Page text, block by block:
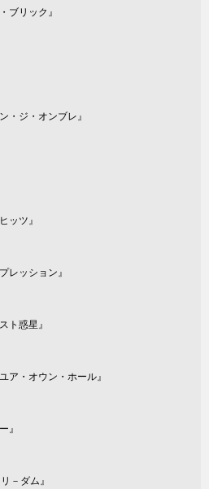
ブリック』
・ジ・オンブレ』
ッツ』
レッション』
ト惑星』
ア・オウン・ホール』
』
－ダム』